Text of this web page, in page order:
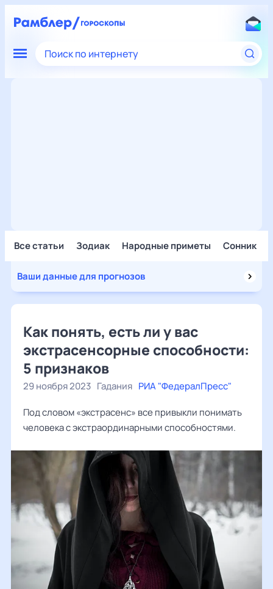
Поиск по интернету
Все статьи Зодиак Народные приметы Сонник
Ваши данные для прогнозов
Как понять, есть ли у вас
экстрасенсорные способности:
5 признаков
29 ноября 2023 Гадания РИА "ФедералПресс"
Под словом «экстрасенс» все привыкли понимать
человека с экстраординарными способностями.